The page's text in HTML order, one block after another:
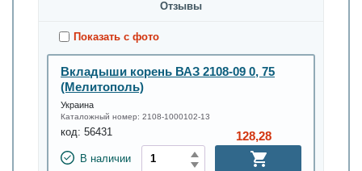
Oтзывы
Показать с фото
Вкладыши корень ВАЗ 2108-09 0, 75
(Мелитополь)
Украина
Каталожный номер: 2108-1000102-13
код: 56431
В наличии
128,28